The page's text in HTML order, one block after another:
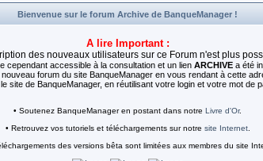
Bienvenue sur le forum Archive de BanqueManager !
A lire Important :
des nouveaux utilisateurs sur ce Forum n'est plus
cependant accessible à la consultation et un lien ARCHIVE a été
forum du site BanqueManager en vous rendant à cette
site de BanqueManager, en réutilisant votre login et votre mot
• Soutenez BanqueManager en postant dans notre Livre d'Or.
• Retrouvez vos tutoriels et téléchargements sur notre site Internet.
des versions bêta sont limitées aux membres du site